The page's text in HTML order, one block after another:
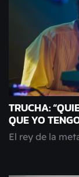
TRUCHA:
QUE YO
El rey de la